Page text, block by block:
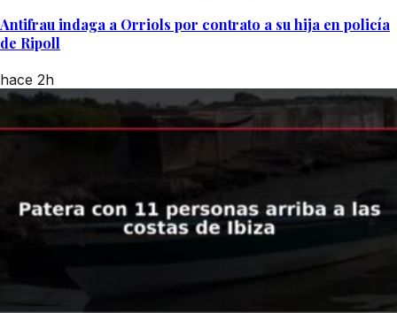
Antifrau indaga a Orriols por contrato a su hija en policía
de Ripoll
hace 2h